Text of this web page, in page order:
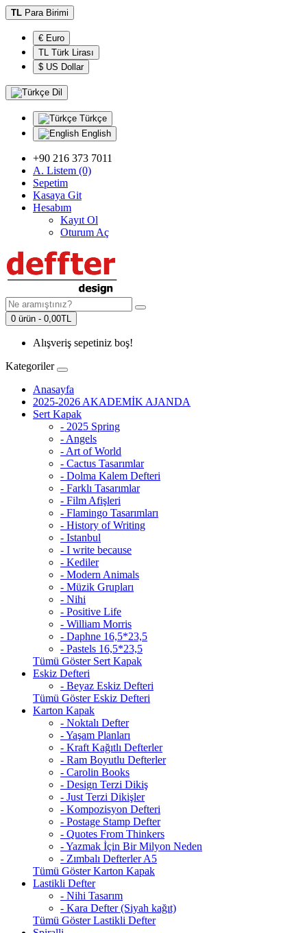
TL Para Birimi
€ Euro
TL Türk Lirası
$ US Dollar
Dil
Türkçe
English
+90 216 373 7011
A. Listem (0)
Sepetim
Kasaya Git
Hesabım
Kayıt Ol
Oturum Aç
0 ürün - 0,00TL
Alışveriş sepetiniz boş!
Kategoriler
Anasayfa
2025-2026 AKADEMİK AJANDA
Sert Kapak
- 2025 Spring
- Angels
- Art of World
- Cactus Tasarımlar
- Dolma Kalem Defteri
- Farklı Tasarımlar
- Film Afişleri
- Flamingo Tasarımları
- History of Writing
- Istanbul
- I write because
- Kediler
- Modern Animals
- Müzik Grupları
- Nihi
- Positive Life
- William Morris
- Daphne 16,5*23,5
- Pastels 16,5*23,5
Tümü Göster Sert Kapak
Eskiz Defteri
- Beyaz Eskiz Defteri
Tümü Göster Eskiz Defteri
Karton Kapak
- Noktalı Defter
- Yaşam Planları
- Kraft Kağıtlı Defterler
- Ram Boyutlu Defterler
- Carolin Books
- Design Terzi Dikiş
- Just Terzi Dikişler
- Kompozisyon Defteri
- Postage Stamp Defter
- Quotes From Thinkers
- Yazmak İçin Bir Milyon Neden
- Zımbalı Defterler A5
Tümü Göster Karton Kapak
Lastikli Defter
- Nihi Tasarım
- Kara Defter (Siyah kağıt)
Tümü Göster Lastikli Defter